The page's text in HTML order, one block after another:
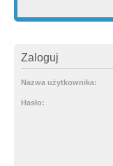
Zaloguj
Nazwa użytkownika:
Hasło: